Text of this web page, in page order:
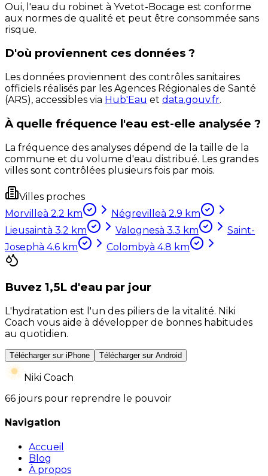
Oui, l'eau du robinet à Yvetot-Bocage est conforme
aux normes de qualité et peut être consommée sans
risque.
D'où proviennent ces données ?
Les données proviennent des contrôles sanitaires
officiels réalisés par les Agences Régionales de Santé
(ARS), accessibles via Hub'Eau et data.gouv.fr.
À quelle fréquence l'eau est-elle analysée ?
La fréquence des analyses dépend de la taille de la
commune et du volume d'eau distribué. Les grandes
villes sont contrôlées plusieurs fois par mois.
Villes proches
Morvilleà 2.2 km Négrevilleà 2.9 km
Lieusaintà 3.2 km Valognesà 3.3 km
Saint-
Josephà 4.6 km Colombyà 4.8 km
Buvez 1,5L d'eau par jour
L'hydratation est l'un des piliers de la vitalité. Niki
Coach vous aide à développer de bonnes habitudes
au quotidien.
Télécharger sur iPhone Télécharger sur Android
Niki Coach
66 jours pour reprendre le pouvoir
Navigation
Accueil
Blog
À propos